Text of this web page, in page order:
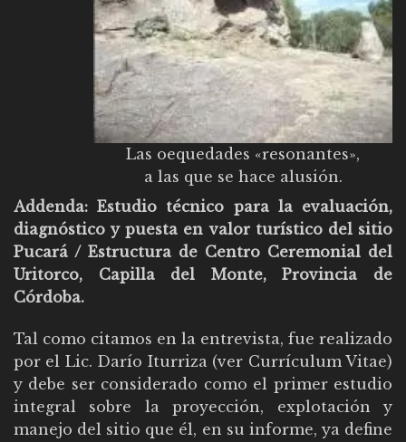
Las oequedades «resonantes»,
a las que se hace alusión.
Addenda: Estudio técnico para la evaluación,
diagnóstico y puesta en valor turístico del sitio
Pucará / Estructura de Centro Ceremonial del
Uritorco, Capilla del Monte, Provincia de
Córdoba.
Tal como citamos en la entrevista, fue realizado
por el Lic. Darío Iturriza (ver Currículum Vitae)
y debe ser considerado como el primer estudio
integral sobre la proyección, explotación y
manejo del sitio que él, en su informe, ya define